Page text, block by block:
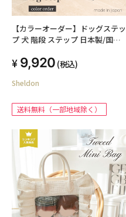
【カラーオーダー】ドッグステッ
プ 犬 階段 ステップ 日本製/国産
ベッド ヘルニア ソファー 犬用階
段 踏み台 ペット用品 犬用品 ギフ
ト プレゼント ペット用階段 ペッ
老猫 老犬 高齢犬 介護用品
9,920 (税込)
Sheldon
送料無料（一部地域除く）